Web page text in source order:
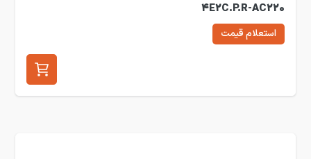
4E2C.P.R-AC220
استعلام قیمت